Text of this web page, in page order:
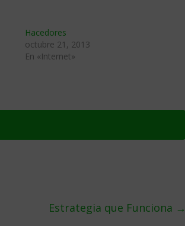
Hacedores
octubre 21, 2013
En «Internet»
Estrategia que Funciona →